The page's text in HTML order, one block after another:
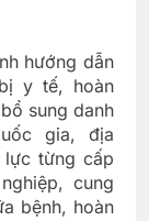
hướng dẫn
y tế, hoàn
sung danh
gia, địa
lực từng cấp
cung
bệnh, hoàn